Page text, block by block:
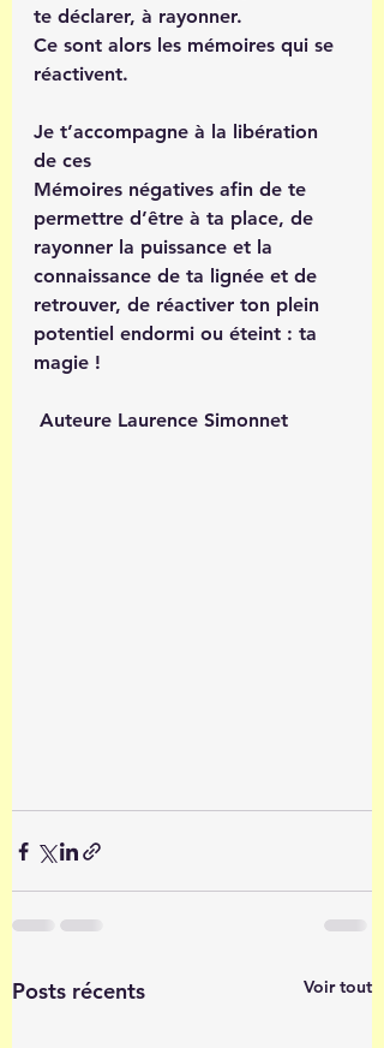
te déclarer, à rayonner.
Ce sont alors les mémoires qui se
réactivent.
Je t’accompagne à la libération
de ces
Mémoires négatives afin de te
permettre d’être à ta place, de
rayonner la puissance et la
connaissance de ta lignée et de
retrouver, de réactiver ton plein
potentiel endormi ou éteint : ta
magie !
Auteure Laurence Simonnet
Posts récents Voir tout